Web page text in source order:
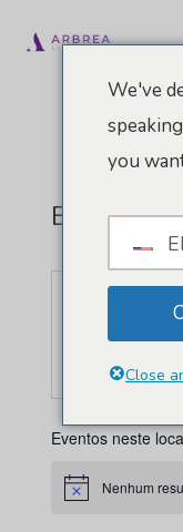
para
Evento Mz
Via C.
Milão
Eventos neste
Aviso Nenhum
We've
you
Close